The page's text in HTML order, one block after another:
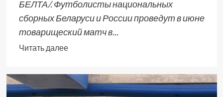
БЕЛТА/. Футболисты национальных
сборных Беларуси и России проведут в июне
товарищеский матч в...
Читать далее